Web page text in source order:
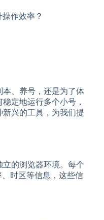
作效率？
本、养号，还是为了体
定地运行多个小号，
新兴的工具，为我们提
的浏览器环境。每个
时区等信息，这些信